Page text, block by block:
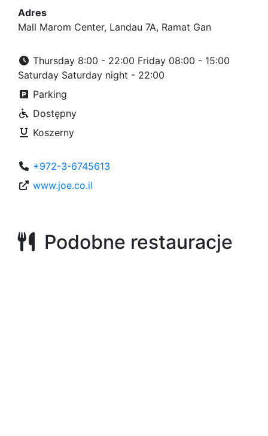
Adres
Mall Marom Center, Landau 7A, Ramat Gan
Thursday 8:00 - 22:00 Friday 08:00 - 15:00
Saturday Saturday night - 22:00
Parking
Dostępny
Koszerny
+972-3-6745613
www.joe.co.il
Podobne restauracje